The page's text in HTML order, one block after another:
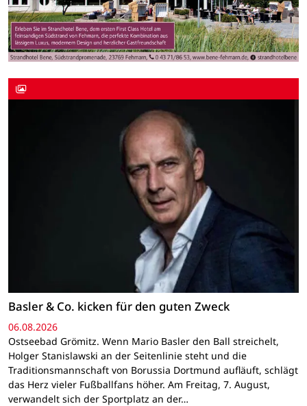
Basler & Co. kicken für den guten Zweck
06.08.2026
Ostseebad Grömitz. Wenn Mario Basler den Ball streichelt,
Holger Stanislawski an der Seitenlinie steht und die
Traditionsmannschaft von Borussia Dortmund aufläuft, schlägt
das Herz vieler Fußballfans höher. Am Freitag, 7. August,
verwandelt sich der Sportplatz an der…